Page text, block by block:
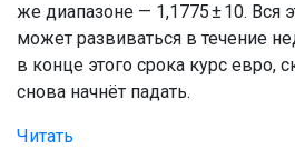
же диапазоне — 1,1775 ± 10. Вся
может развиваться в течение
в конце этого срока курс евро,
снова начнёт падать.
Читать